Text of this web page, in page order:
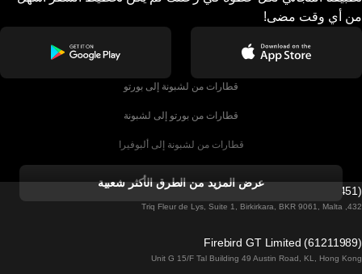
من أي وقت مضى!
قطارات من لشبونة إلى بورتو
قطارات من بورتو إلى لشبونة
قطارات من لشبونة إلى ألبوفيرا
قطارات من ألبوفيرا إلى لشبونة
قطارات من لشبونة إلى لاغوس
قطارات من لشبونة إلى مدريد
عرض المزيد من الطرق الأكثر شعبية
Firebird GT Limited (OC 1451)
432, Triq Fleur de Lys, Suite 1, Birkirkara, BKR 9061, Malta
Firebird GT Limited (61211989)
Unit G 15/F Tal Building 49 Austin Road, KL, Hong Kong